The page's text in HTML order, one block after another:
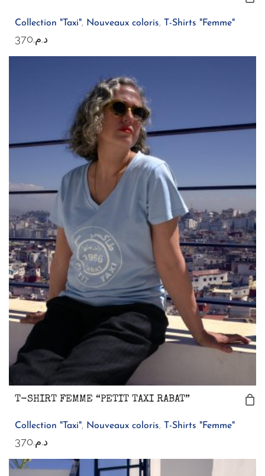
Collection "Taxi", Nouveaux coloris, T-Shirts "Femme"
د.م.370
T-SHIRT FEMME “PETIT TAXI RABAT”
Collection "Taxi", Nouveaux coloris, T-Shirts "Femme"
د.م.370